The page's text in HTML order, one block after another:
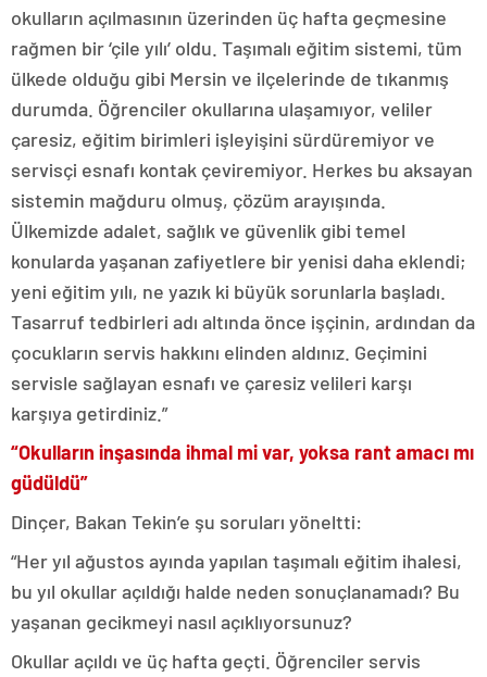
okulların açılmasının üzerinden üç hafta geçmesine
rağmen bir ‘çile yılı’ oldu. Taşımalı eğitim sistemi, tüm
ülkede olduğu gibi Mersin ve ilçelerinde de tıkanmış
durumda. Öğrenciler okullarına ulaşamıyor, veliler
çaresiz, eğitim birimleri işleyişini sürdüremiyor ve
servisçi esnafı kontak çeviremiyor. Herkes bu aksayan
sistemin mağduru olmuş, çözüm arayışında.
Ülkemizde adalet, sağlık ve güvenlik gibi temel
konularda yaşanan zafiyetlere bir yenisi daha eklendi;
yeni eğitim yılı, ne yazık ki büyük sorunlarla başladı.
Tasarruf tedbirleri adı altında önce işçinin, ardından da
çocukların servis hakkını elinden aldınız. Geçimini
servisle sağlayan esnafı ve çaresiz velileri karşı
karşıya getirdiniz.”
“Okulların inşasında ihmal mi var, yoksa rant amacı mı
güdüldü”
Dinçer, Bakan Tekin’e şu soruları yöneltti:
“Her yıl ağustos ayında yapılan taşımalı eğitim ihalesi,
bu yıl okullar açıldığı halde neden sonuçlanamadı? Bu
yaşanan gecikmeyi nasıl açıklıyorsunuz?
Okullar açıldı ve üç hafta geçti. Öğrenciler servis